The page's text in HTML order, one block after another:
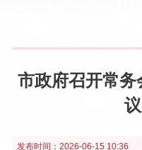
当前位置：首页>政
市政府召开常务
发布时间： 2026-06-15 10:36